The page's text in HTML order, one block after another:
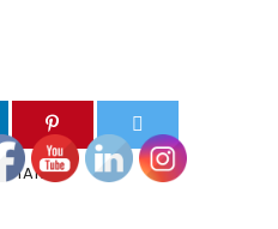
SHARES